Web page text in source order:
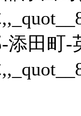
添田町-